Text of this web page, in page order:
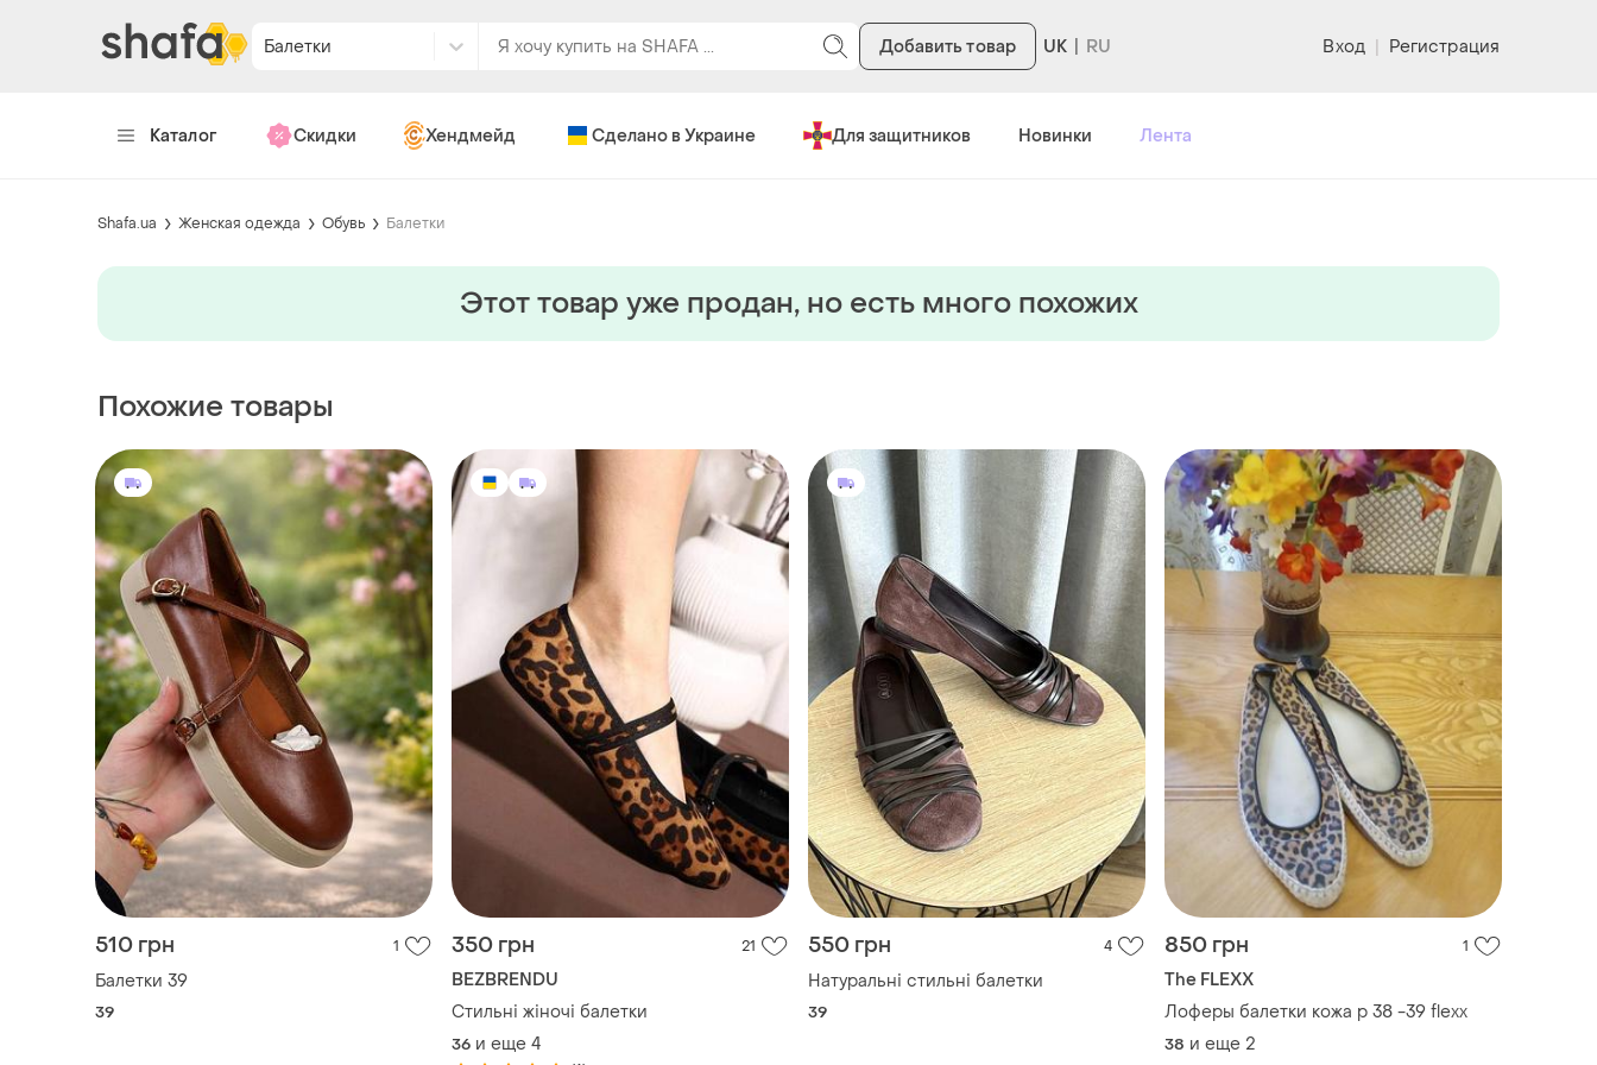
Балетки Добавить товар UK Вход | Регистрация
Каталог Скидки Хендмейд Сделано в Украине Для защитников Новинки Лента
Shafa.ua Женская одежда Обувь Балетки
Этот товар уже продан, но есть много похожих
Похожие товары
510 грн 1
Балетки 39
39
350 грн 21
BEZBRENDU
Стильні жіночі балетки
36 и еще 4
550 грн 4
Натуральні стильні балетки
39
850 грн 1
The FLEXX
Лоферы балетки кожа р 38 -39 flexx
38 и еще 2